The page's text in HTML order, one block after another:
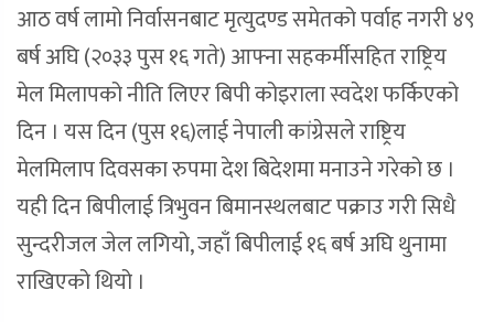
आठ वर्ष लामो निर्वासनबाट मृत्युदण्ड समेतको पर्वाह नगरी ४९
बर्ष अघि (२०३३ पुस १६ गते) आफ्ना सहकर्मीसहित राष्ट्रिय
मेल मिलापको नीति लिएर बिपी कोइराला स्वदेश फर्किएको
दिन । यस दिन (पुस १६)लाई नेपाली कांग्रेसले राष्ट्रिय
मेलमिलाप दिवसका रुपमा देश बिदेशमा मनाउने गरेको छ ।
यही दिन बिपीलाई त्रिभुवन बिमानस्थलबाट पक्राउ गरी सिधै
सुन्दरीजल जेल लगियो, जहाँ बिपीलाई १६ बर्ष अघि थुनामा
राखिएको थियो ।